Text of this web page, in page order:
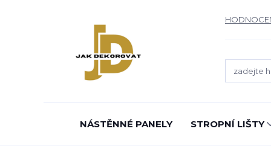
NÁSTĚNNÉ PANELY STROPNÍ LIŠTY